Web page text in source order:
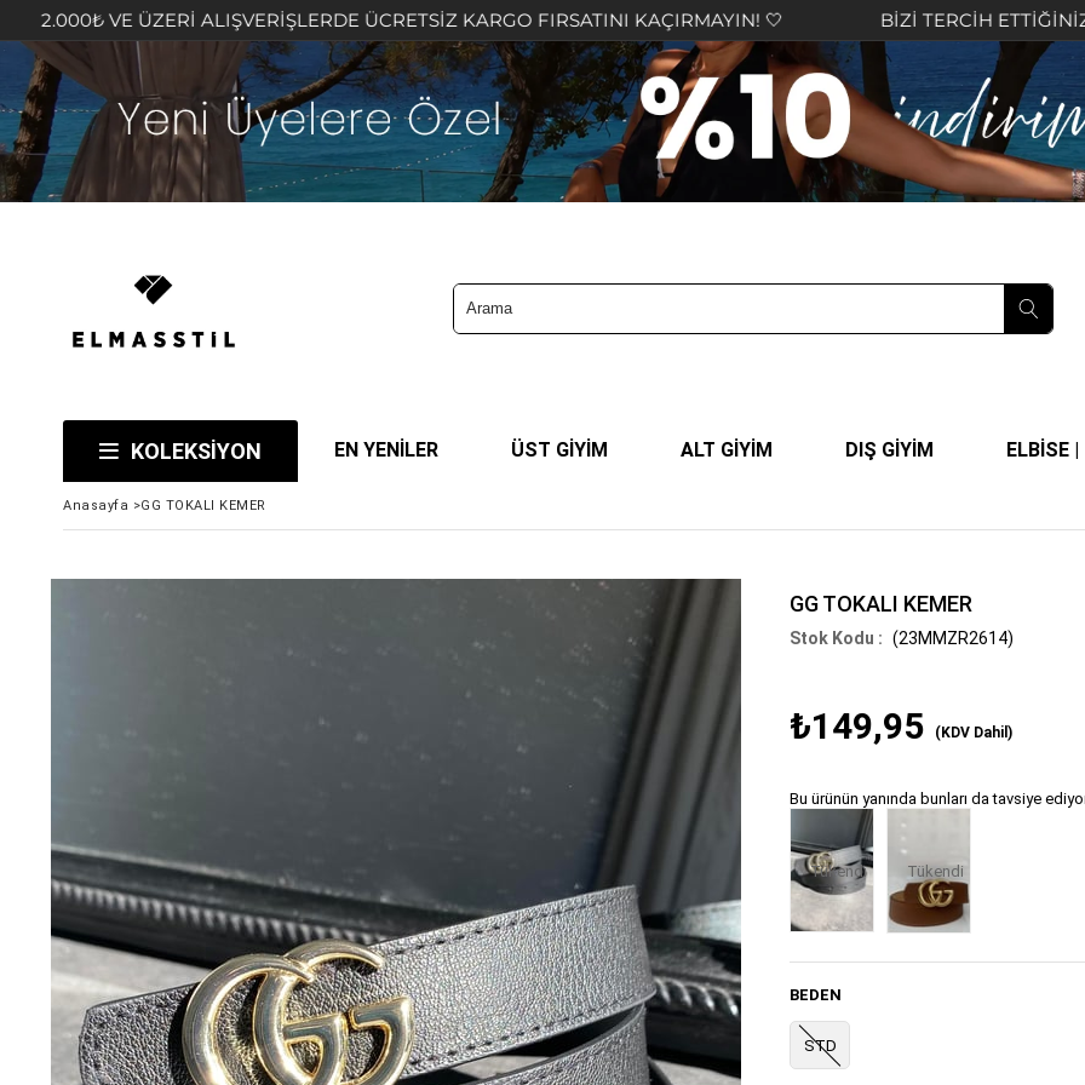
ALIŞVERİŞLERDE ÜCRETSİZ KARGO FIRSATINI KAÇIRMAYIN! 🤍 BİZİ TERCİH ETTİĞİNİZ İÇİN
KOLEKSİYON EN YENİLER ÜST GİYİM ALT GİYİM DIŞ GİYİM ELBİSE
Anasayfa >GG TOKALI KEMER
GG TOKALI KEMER
(23MMZR2614)
₺149,95 (KDV Dahil)
Bu ürünün yanında bunları da tavsiye
Tükendi Tükendi
BEDEN
STD